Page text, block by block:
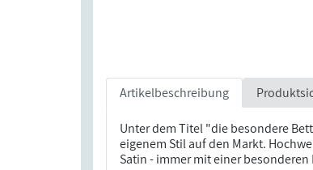
Artikelbeschreibung
Unter dem Titel "die besondere
eigenem Stil auf den Markt.
Satin - immer mit einer besonderen